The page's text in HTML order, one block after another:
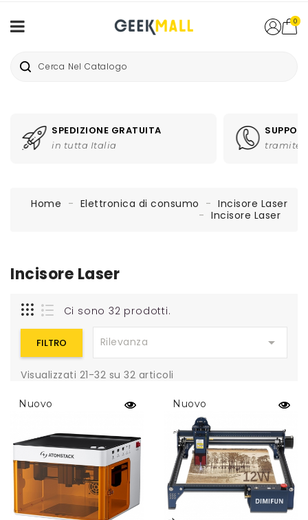
0
SPEDIZIONE GRATUITA
in tutta Italia tramite
Home Elettronica di consumo
Incisore Laser
Incisore Laser
Incisore Laser
Ci sono 32 prodotti.
FILTRO Rilevanza 
Visualizzati 21-32 su 32 articoli
Nuovo Nuovo